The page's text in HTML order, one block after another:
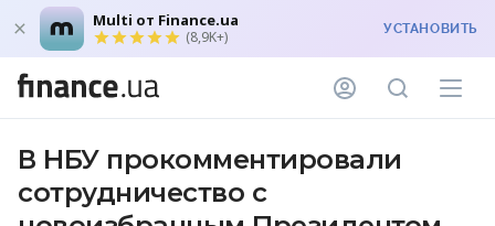
Multi от Finance.ua
(8,9K+) УСТАНОВИТЬ
В НБУ прокомментировали
сотрудничество с